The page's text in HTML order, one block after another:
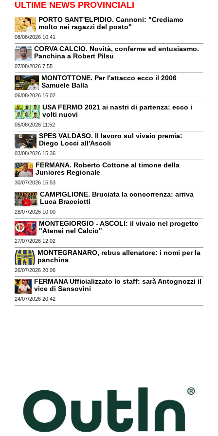
ULTIME NEWS PROVINCIALI
PORTO SANT'ELPIDIO. Cannoni: "Crediamo
molto nei ragazzi del posto"
08/08/2026 10:41
CORVA CALCIO. Novità, conferme ed entusiasmo.
Panchina a Robert Pilsu
07/08/2026 7:55
MONTOTTONE. Per l'attacco ecco il 2006
Samuele Balla
06/08/2026 16:02
USA FERMO 2021 ai nastri di partenza: ecco i
volti nuovi
05/08/2026 11:52
SPES VALDASO. Il lavoro sul vivaio premia:
Diego Locci all'Ascoli
03/08/2026 15:36
FERMANA. Roberto Cottone al timone della
Juniores Regionale
30/07/2026 15:53
CAMPIGLIONE. Bruciata la concorrenza: arriva
Luca Bracciotti
28/07/2026 10:00
MONTEGIORGIO - ASCOLI: il vivaio nel progetto
"Atenei nel Calcio"
27/07/2026 12:02
MONTEGRANARO, rebus allenatore: i nomi per la
panchina
26/07/2026 20:06
FERMANA Ufficializzato lo staff: sarà Antognozzi il
vice di Sansovini
24/07/2026 20:42